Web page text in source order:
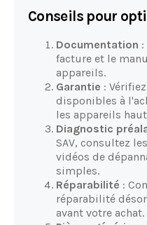
Conseils pour
Documentation
facture et le
appareils.
Garantie :
disponibles à
les appareils
Diagnostic
SAV, consultez
vidéos de
simples.
Réparabilité :
réparabilité
avant votre achat.